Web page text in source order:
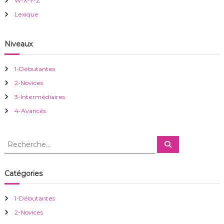
o
n
d
e
l
a
r
t
i
Lexique
Niveaux
1-Débutantes
2-Novices
3-Intermédiaires
4-Avancés
R
h
e
c
h
R
c
Catégories
1-Débutantes
2-Novices